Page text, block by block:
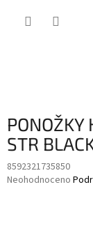
PONOŽKY
STR
8592321735850
Průměrné
Neohodnoceno